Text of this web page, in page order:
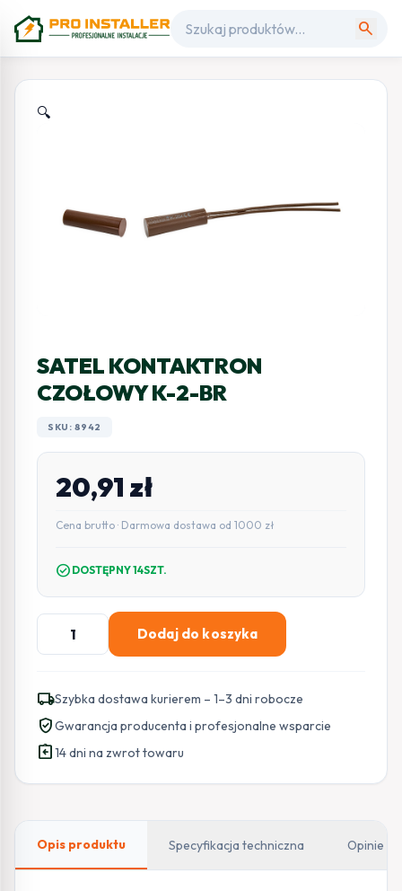
search
🔍
SATEL KONTAKTRON
CZOŁOWY K-2-BR
SKU: 8942
20,91 zł
Cena brutto · Darmowa dostawa od 1000 zł
check_circle DOSTĘPNY 14SZT.
ilość
SATEL
CZOŁOWY
K-
2-
BR
Dodaj do koszyka
local_shippingSzybka dostawa kurierem – 1–3 dni robocze
verified_userGwarancja producenta i profesjonalne wsparcie
assignment_return14 dni na zwrot towaru
Opis produktu Specyfikacja techniczna Opinie